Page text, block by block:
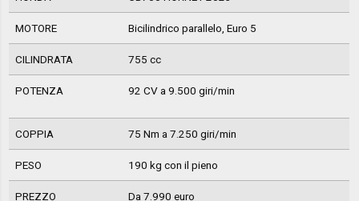
MOTORE Bicilindrico parallelo, Euro 5
CILINDRATA 755 cc
POTENZA 92 CV a 9.500 giri/min
COPPIA 75 Nm a 7.250 giri/min
PESO 190 kg con il pieno
PREZZO Da 7.990 euro